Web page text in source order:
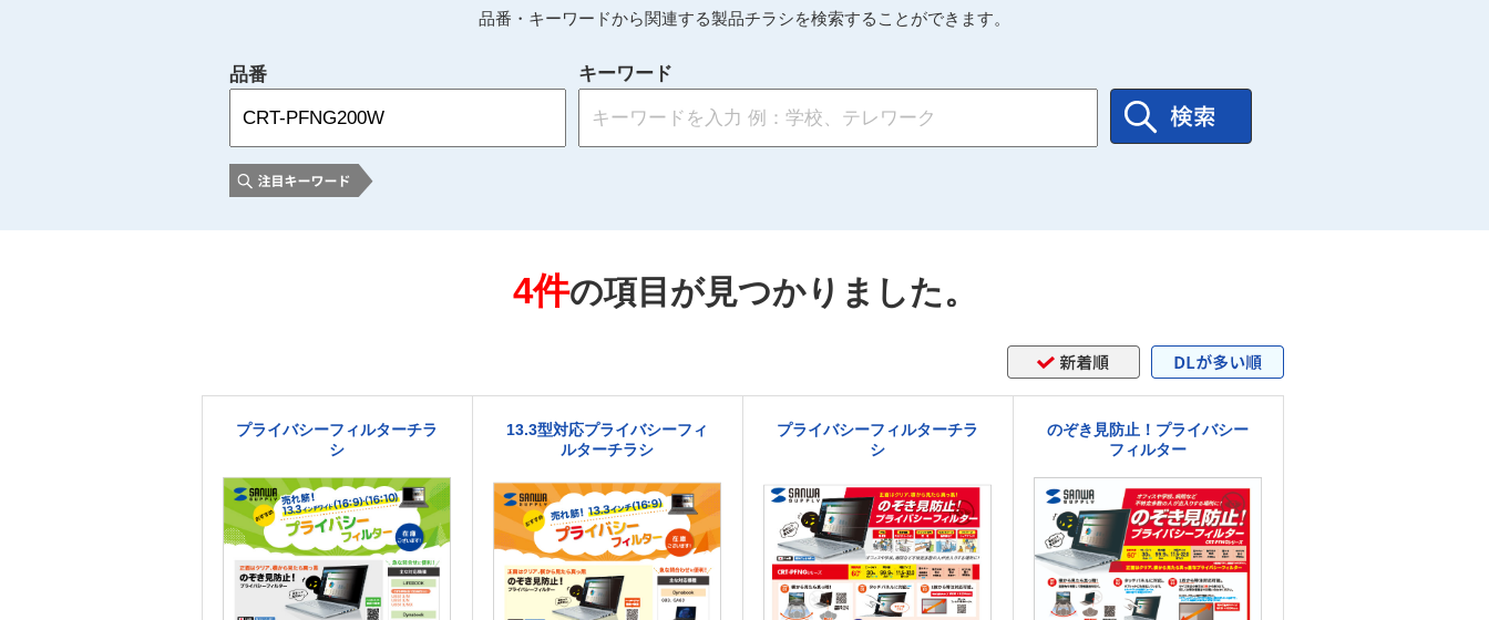
品番・キーワードから関連する製品チラシを検索することができます。
品番 キーワード
4件の項目が見つかりました。
プライバシーフィルターチラ
シ
13.3型対応プライバシーフィ
ルターチラシ
プライバシーフィルターチラ
シ
のぞき見防止！プライバシー
フィルター